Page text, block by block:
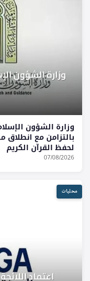
وزارة الشؤون
بالتزامن مع انطلاق
لحفظ القرآن الكريم
07/08/2026
محليات